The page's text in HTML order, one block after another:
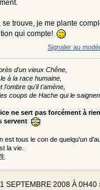
se trouve, je me plante
qui compte!
Signaler au
d'un vieux Chêne,
à la race humaine,
l'ombre qu'il t'amène,
coups de Hache qui le
ne sert pas forcément à
servent
est tous le con de quelqu'un
la vie.
SEPTEMBRE 2008 À 0H40